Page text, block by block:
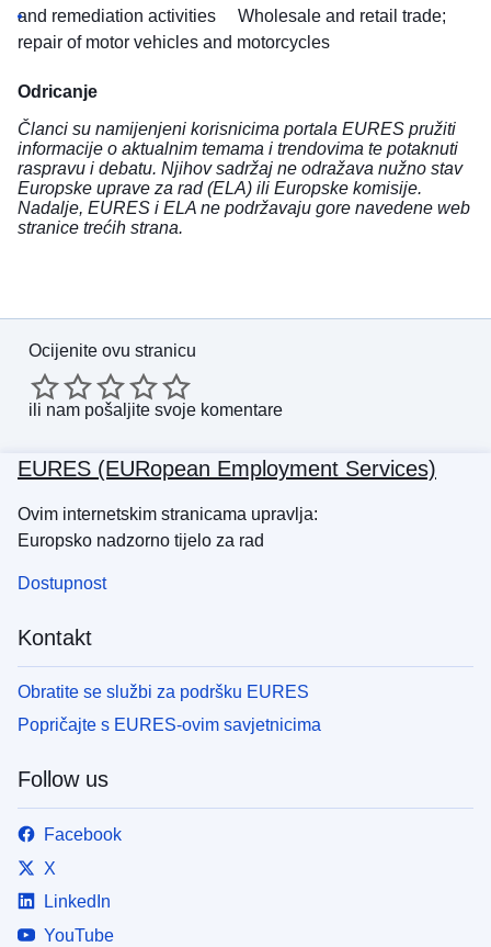
and remediation activities
Wholesale and retail trade;
repair of motor vehicles and motorcycles
Odricanje
Članci su namijenjeni korisnicima portala EURES pružiti
informacije o aktualnim temama i trendovima te potaknuti
raspravu i debatu. Njihov sadržaj ne odražava nužno stav
Europske uprave za rad (ELA) ili Europske komisije.
Nadalje, EURES i ELA ne podržavaju gore navedene web
stranice trećih strana.
Ocijenite ovu stranicu
ili nam pošaljite svoje komentare
EURES (EURopean Employment Services)
Ovim internetskim stranicama upravlja:
Europsko nadzorno tijelo za rad
Dostupnost
Kontakt
Obratite se službi za podršku EURES
Popričajte s EURES-ovim savjetnicima
Follow us
Facebook
X
LinkedIn
YouTube